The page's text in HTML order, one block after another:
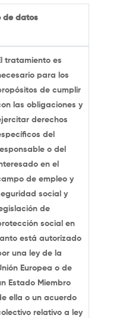
de datos
tratamiento es
para los
de cumplir
las obligaciones y
derechos
del
o del
en el
de empleo y
social y
de
social en
está autorizado
una ley de la
Europea o de
Estado Miembro
ella o un acuerdo
relativo a ley